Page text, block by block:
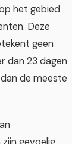
het gebied
Deze
geen
dan 23 dagen
de meeste